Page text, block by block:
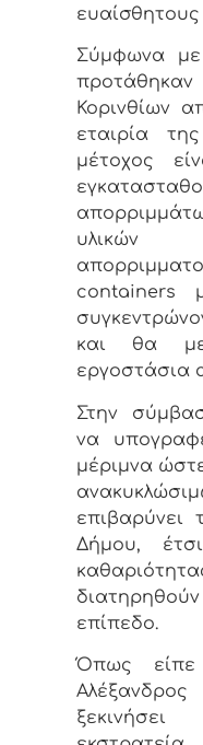
Σύμφωνα
Κορινθίων
εταιρία
μέτοχος
containers
και θα
εργοστάσια
Στην
να
μέριμνα
επιβαρύνει
Δήμου,
επίπεδο.
Όπως